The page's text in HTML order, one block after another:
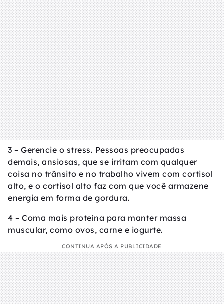
3 – Gerencie o stress. Pessoas preocupadas
demais, ansiosas, que se irritam com qualquer
coisa no trânsito e no trabalho vivem com cortisol
alto, e o cortisol alto faz com que você armazene
energia em forma de gordura.
4 – Coma mais proteína para manter massa
muscular, como ovos, carne e iogurte.
CONTINUA APÓS A PUBLICIDADE